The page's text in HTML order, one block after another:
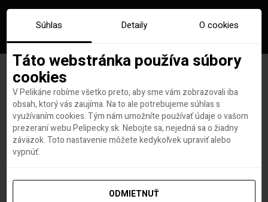
Značka:lowcostove letecke
spolocnosti
Súhlas Detaily O cookies
Táto webstránka používa súbory
cookies
V Pelikáne robíme všetko preto, aby sme vám zobrazovali iba
obsah, ktorý vás zaujíma. Na to ale potrebujeme súhlas s
využívaním cookies. Tým nám umožníte používať údaje o vašom
prezeraní webu Pelipecky.sk. Nebojte sa, nejedná sa o žiadny
záväzok. Toto nastavenie môžete kedykoľvek upraviť alebo
vypnúť.
ODMIETNUŤ